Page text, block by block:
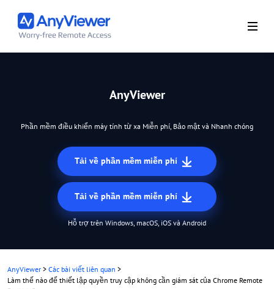
AnyViewer
Phần mềm điều khiển máy tính từ xa Miễn phí, Bảo mật và Nhanh chóng
Tải về phần mềm miễn phí
Tải về phần mềm miễn phí
Hỗ trợ trên Windows, macOS, iOS và Android
AnyViewer > Các bài viết liên quan >
Làm thế nào để thiết lập quyền truy cập không cần giám sát của Chrome Remote